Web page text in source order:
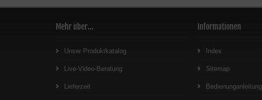
Mehr über...
Unser Produktkatalog
Live-Video-Beratung
Lieferzeit
Informationen
Index
Sitemap
Bedienunganleitung